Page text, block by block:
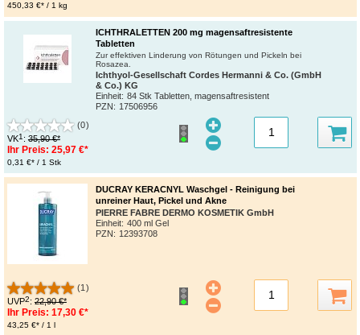
450,33 €* / 1 kg
ICHTHRALETTEN 200 mg magensaftresistente
Tabletten
Zur effektiven Linderung von Rötungen und Pickeln bei
Rosazea.
Ichthyol-Gesellschaft Cordes Hermanni & Co. (GmbH
& Co.) KG
Einheit: 84 Stk Tabletten, magensaftresistent
PZN: 17506956
(0)
VK1: 35,90 €*
Ihr Preis: 25,97 €*
0,31 €* / 1 Stk
DUCRAY KERACNYL Waschgel - Reinigung bei
unreiner Haut, Pickel und Akne
PIERRE FABRE DERMO KOSMETIK GmbH
Einheit: 400 ml Gel
PZN: 12393708
(1)
UVP2: 22,90 €*
Ihr Preis: 17,30 €*
43,25 €* / 1 l